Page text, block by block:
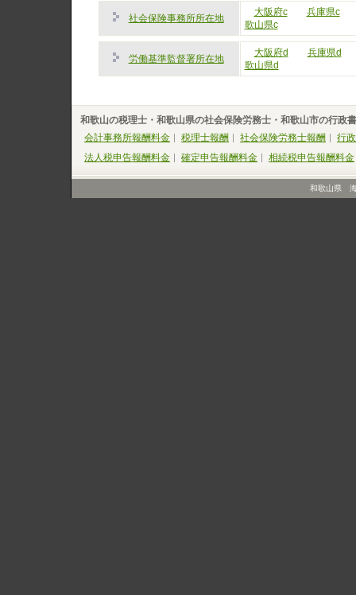
社会保険事務所所在地
大阪府c
兵庫県c
歌山県c
労働基準監督署所在地
大阪府d
兵庫県d
歌山県d
和歌山の税理士・和歌山県の社会保険労務士・和歌山市の行政
会計事務所報酬料金
税理士報酬 社会保険労務士報酬
行
法人税申告報酬料金
確定申告報酬料金 相続税申告報酬料金
和歌山県